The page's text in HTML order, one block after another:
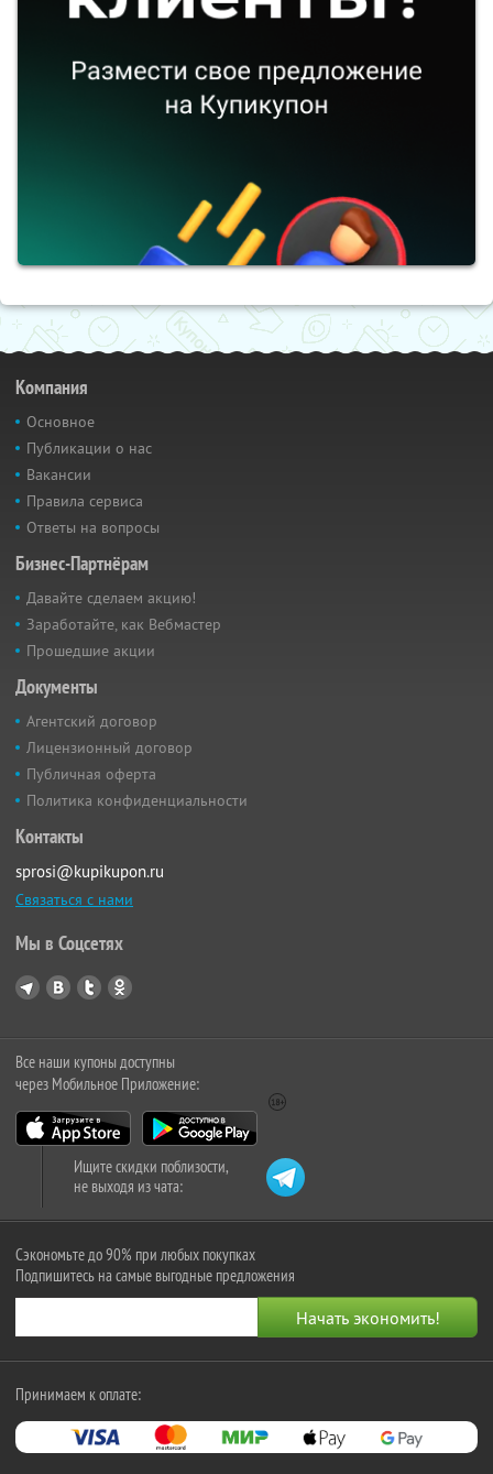
Компания
Основное
Публикации о нас
Вакансии
Правила сервиса
Ответы на вопросы
Бизнес-Партнёрам
Давайте сделаем акцию!
Заработайте, как Вебмастер
Прошедшие акции
Документы
Агентский договор
Лицензионный договор
Публичная оферта
Политика конфиденциальности
Контакты
sprosi@kupikupon.ru
Связаться с нами
Мы в Соцсетях
Все наши купоны доступны
через Мобильное Приложение:
Ищите скидки поблизости,
не выходя из чата:
Сэкономьте до 90% при любых покупках
Подпишитесь на самые выгодные предложения
Принимаем к оплате: